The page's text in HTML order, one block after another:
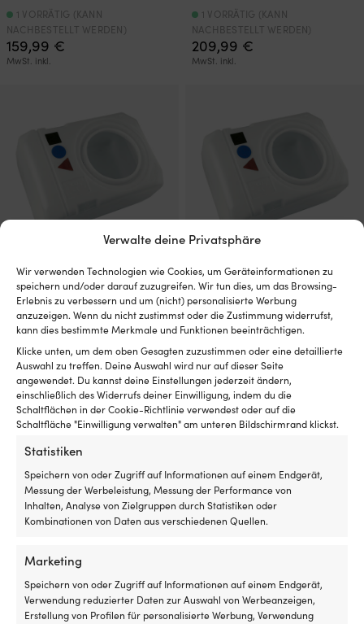
Verwalte deine Privatsphäre
Wir verwenden Technologien wie Cookies, um Geräteinformationen zu
speichern und/oder darauf zuzugreifen. Wir tun dies, um das Browsing-
Erlebnis zu verbessern und um (nicht) personalisierte Werbung
anzuzeigen. Wenn du nicht zustimmst oder die Zustimmung widerrufst,
kann dies bestimmte Merkmale und Funktionen beeinträchtigen.
Klicke unten, um dem oben Gesagten zuzustimmen oder eine detaillierte
Auswahl zu treffen. Deine Auswahl wird nur auf dieser Seite
angewendet. Du kannst deine Einstellungen jederzeit ändern,
einschließlich des Widerrufs deiner Einwilligung, indem du die
Schaltflächen in der Cookie-Richtlinie verwendest oder auf die
Schaltfläche "Einwilligung verwalten" am unteren Bildschirmrand klickst.
Statistiken
Speichern von oder Zugriff auf Informationen auf einem Endgerät,
Messung der Werbeleistung, Messung der Performance von
Inhalten, Analyse von Zielgruppen durch Statistiken oder
Kombinationen von Daten aus verschiedenen Quellen.
Marketing
Speichern von oder Zugriff auf Informationen auf einem Endgerät,
Verwendung reduzierter Daten zur Auswahl von Werbeanzeigen,
Erstellung von Profilen für personalisierte Werbung, Verwendung
159,99 €
MwSt. inkl.
1 VORRÄTIG (KANN
NACHBESTELLT WERDEN)
209,99 €
MwSt. inkl.
1 VORRÄTIG (KANN
NACHBESTELLT WERDEN)
Kraftstoff-, Wasser- &
Fäkalientank /
Grauwassertank Nuova Rade
Diablo Smart Tank, 37 Liter,
mm, HDPE (Polyethylen), weiß
79,99€
MwSt. inkl.
VERFÜGBAR BEI
NACHBESTELLUNG
Kraftstoff-, Wasser- &
Fäkalientank /
Grauwassertank Nuova Rade
Diablo Smart Tank, 48 Liter,
ohne Deckel, 650 x 360 x 230
mm, HDPE (Polyethylen), weiß
89,99€
MwSt. inkl.
1 VORRÄTIG (KANN
NACHBESTELLT WERDEN)